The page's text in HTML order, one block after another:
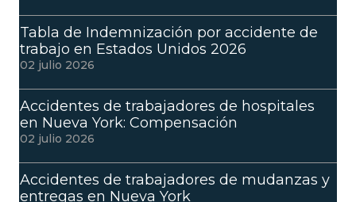
Tabla de Indemnización por accidente de
trabajo en Estados Unidos 2026
02 julio 2026
Accidentes de trabajadores de hospitales
en Nueva York: Compensación
02 julio 2026
Accidentes de trabajadores de mudanzas y
entregas en Nueva York